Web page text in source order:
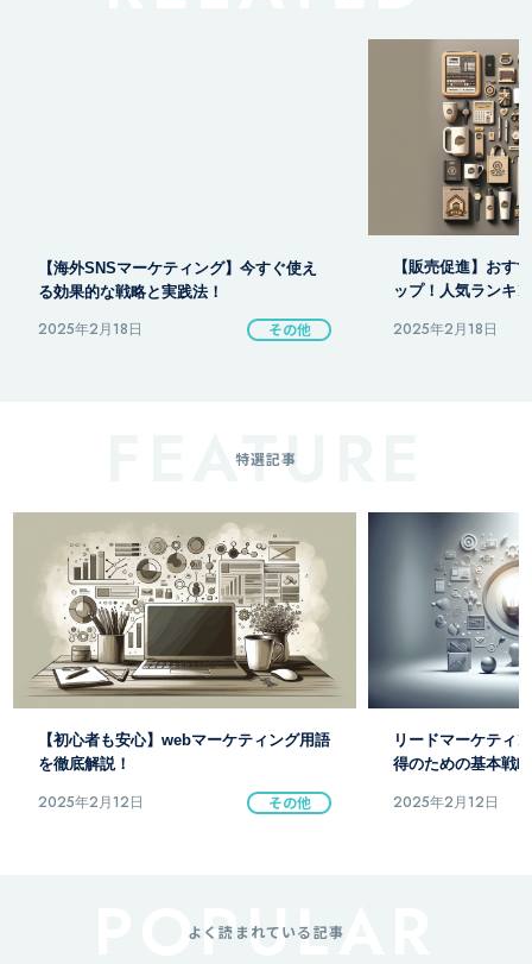
【海外SNSマーケティング】今すぐ使え
る効果的な戦略と実践法！
2025年2月18日 その他
【販売促進】おす
ップ！人気ランキ
2025年2月18日
特選記事
【初心者も安心】webマーケティング用語
を徹底解説！
2025年2月12日 その他
リードマーケティ
得のための基本戦
2025年2月12日
よく読まれている記事